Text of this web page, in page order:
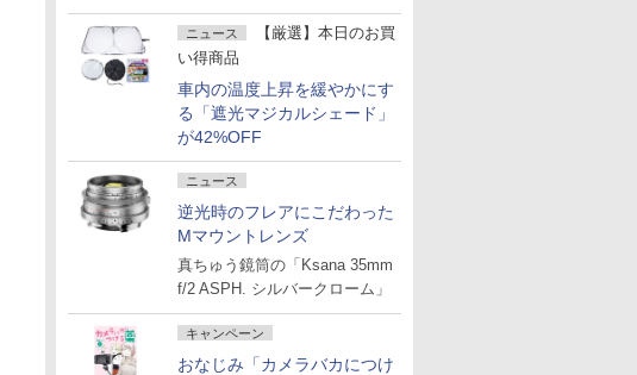
ニュース
【厳選】本日のお買
い得商品
車内の温度上昇を緩やかにす
る「遮光マジカルシェード」
が42%OFF
ニュース
逆光時のフレアにこだわった
Mマウントレンズ
真ちゅう鏡筒の「Ksana 35mm
f/2 ASPH. シルバークローム」
キャンペーン
おなじみ「カメラバカにつけ